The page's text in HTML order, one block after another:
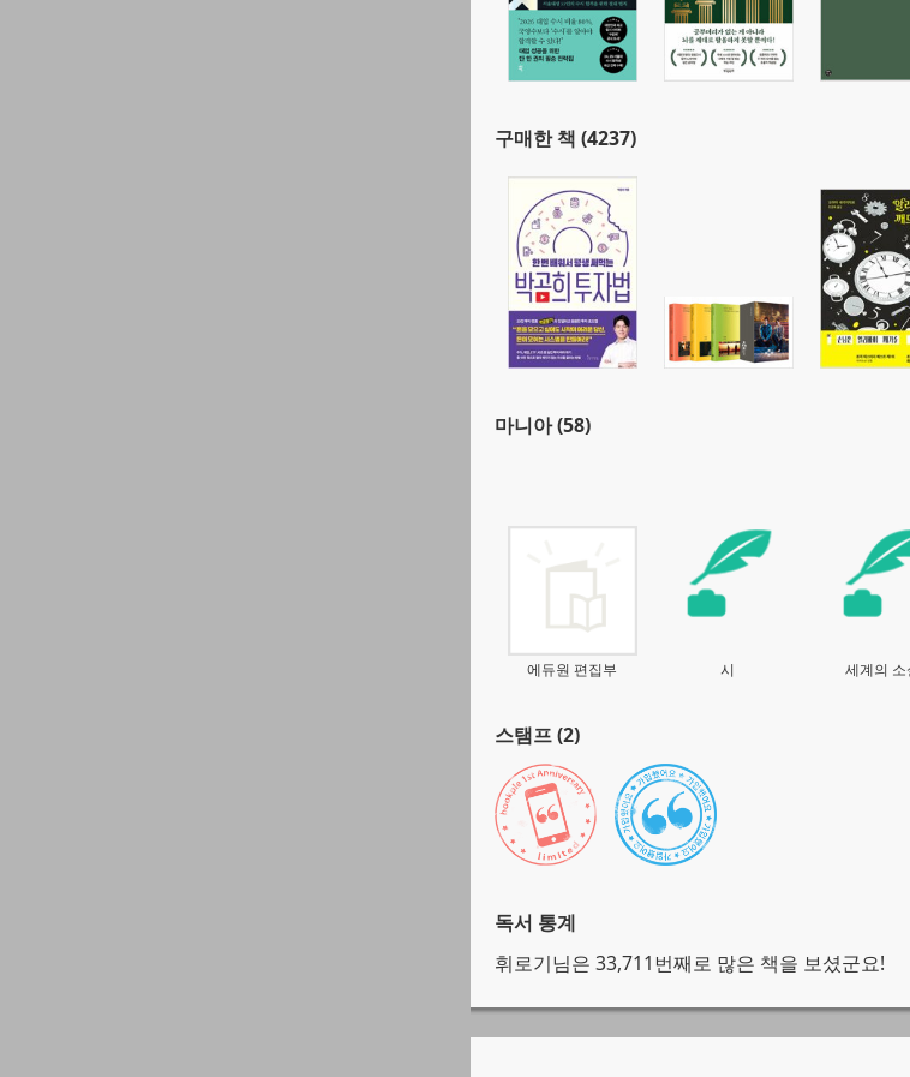
구매한 책 (4237)
마니아 (58)
에듀원 편집부 시 세계의 소
스탬프 (2)
독서 통계
휘로기님은 33,711번째로 많은 책을 보셨군요!